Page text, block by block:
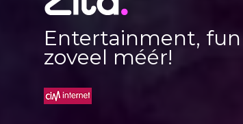
Entertainment, fun
zoveel méér!